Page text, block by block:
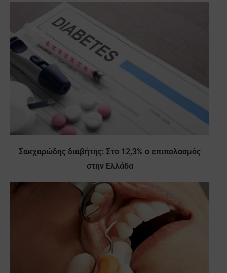
Σακχαρώδης διαβήτης: Στο 12,3% ο επιπολασμός
στην Ελλάδα